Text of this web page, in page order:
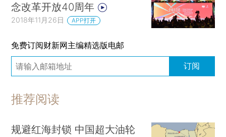
念改革开放40周年
2018年11月26日 APP打开
免费订阅财新网主编精选版电邮
订阅
推荐阅读
规避红海封锁 中国超大油轮